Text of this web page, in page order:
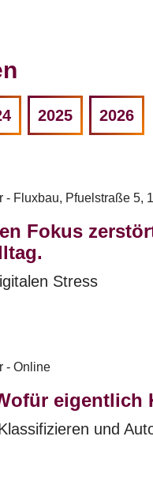
2025 2026
- Fluxbau, Pfuelstraße 5,
Fokus
Stress
- Online
eigentlich
und